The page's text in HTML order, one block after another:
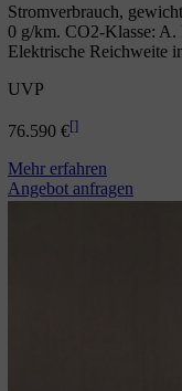
Stromverbrauch,
0 g/km. CO2-Klasse: A.
Elektrische Reichweite
UVP
76.590 €[]
Mehr erfahren
Angebot anfragen